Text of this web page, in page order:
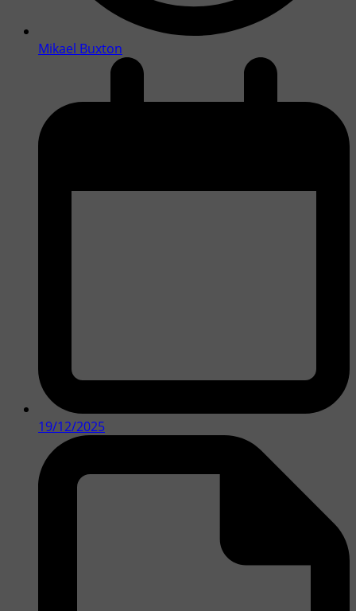
Mikael Buxton
19/12/2025